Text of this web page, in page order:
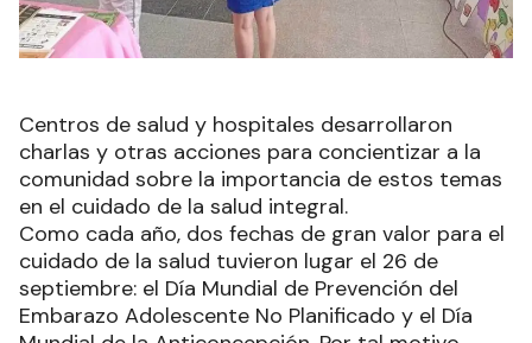
Centros de salud y hospitales desarrollaron
charlas y otras acciones para concientizar a la
comunidad sobre la importancia de estos temas
en el cuidado de la salud integral.
Como cada año, dos fechas de gran valor para el
cuidado de la salud tuvieron lugar el 26 de
septiembre: el Día Mundial de Prevención del
Embarazo Adolescente No Planificado y el Día